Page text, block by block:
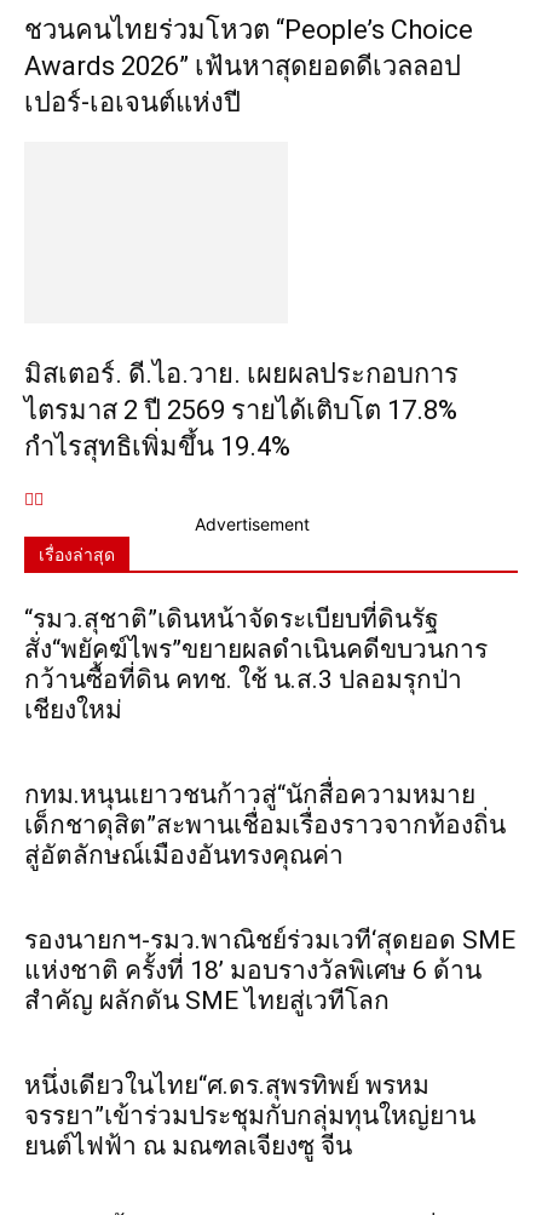
ชวนคนไทยร่วมโหวต “People’s Choice
Awards 2026” เฟ้นหาสุดยอดดีเวลลอป
เปอร์-เอเจนต์แห่งปี
มิสเตอร์. ดี.ไอ.วาย. เผยผลประกอบการ
ไตรมาส 2 ปี 2569 รายได้เติบโต 17.8%
กำไรสุทธิเพิ่มขึ้น 19.4%
Advertisement
เรื่องล่าสุด
“รมว.สุชาติ”เดินหน้าจัดระเบียบที่ดินรัฐ
สั่ง“พยัคฆ์ไพร”ขยายผลดำเนินคดีขบวนการ
กว้านซื้อที่ดิน คทช. ใช้ น.ส.3 ปลอมรุกป่า
เชียงใหม่
กทม.หนุนเยาวชนก้าวสู่“นักสื่อความหมาย
เด็กชาดุสิต”สะพานเชื่อมเรื่องราวจากท้องถิ่น
สู่อัตลักษณ์เมืองอันทรงคุณค่า
รองนายกฯ-รมว.พาณิชย์ร่วมเวที‘สุดยอด SME
แห่งชาติ ครั้งที่ 18’ มอบรางวัลพิเศษ 6 ด้าน
สำคัญ ผลักดัน SME ไทยสู่เวทีโลก
หนึ่งเดียวในไทย“ศ.ดร.สุพรทิพย์ พรหม
จรรยา”เข้าร่วมประชุมกับกลุ่มทุนใหญ่ยาน
ยนต์ไฟฟ้า ณ มณฑลเจียงซู จีน